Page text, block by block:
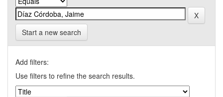
Start a new search
Add filters:
Use filters to refine the search results.